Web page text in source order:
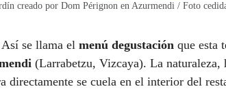
creado por Dom Pérignon en Azurmendi / Foto
se llama el menú degustación que esta
(Larrabetzu, Vizcaya). La
directamente se cuela en el interior del